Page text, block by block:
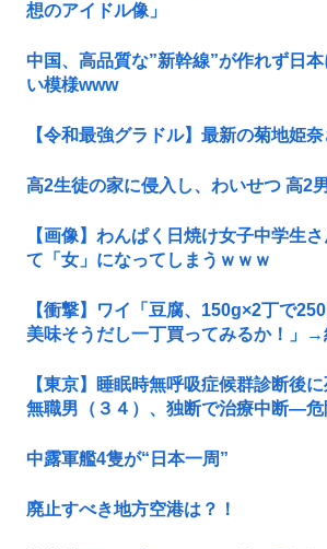
想のアイドル像」
中国、高品質な”新幹線”が作れず日
い模様www
【令和最強グラドル】最新の菊地姫
高2生徒の家に侵入し、わいせつ 高2
【画像】わんぱく日焼け女子中学生
て「女」になってしまうｗｗｗ
【衝撃】ワイ「豆腐、150g×2丁で
美味そうだし一丁買ってみるか！」→
【東京】睡眠時無呼吸症候群診断後
無職男（３４）、独断で治療中断―危
中露軍艦4隻が“日本一周”
廃止すべき地方空港は？！